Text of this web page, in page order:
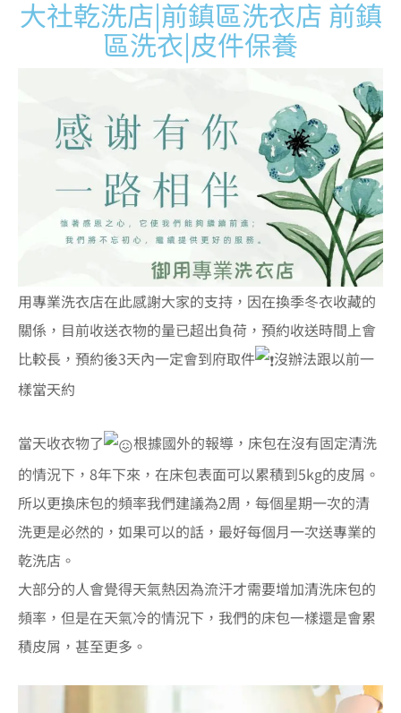
大社乾洗店|前鎮區洗衣店 前鎮
區洗衣|皮件保養
用專業洗衣店在此感謝大家的支持，因在換季冬衣收藏的
關係，目前收送衣物的量已超出負荷，預約收送時間上會
比較長，預約後3天內一定會到府取件
沒辦法跟以前一
樣當天約
當天收衣物了
根據國外的報導，床包在沒有固定清洗
的情況下，8年下來，在床包表面可以累積到5kg的皮屑。
所以更換床包的頻率我們建議為2周，每個星期一次的清
洗更是必然的，如果可以的話，最好每個月一次送專業的
乾洗店。
大部分的人會覺得天氣熱因為流汗才需要增加清洗床包的
頻率，但是在天氣冷的情況下，我們的床包一樣還是會累
積皮屑，甚至更多。